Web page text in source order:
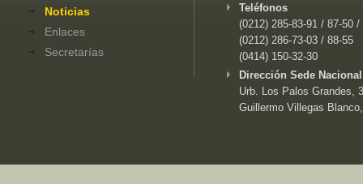
Noticias
Enlaces
Secretarías
Teléfonos
(0212) 285-83-91 / 87-50 /
(0212) 286-73-03 / 88-55
(0414) 150-32-30
Dirección Sede
Urb. Los Palos Grandes,
Guillermo Villegas